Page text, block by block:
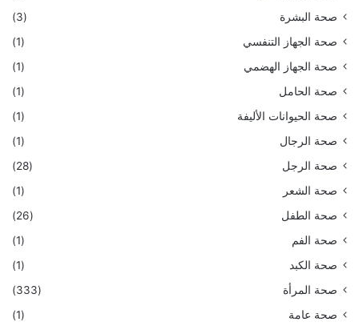
صحة البشرة
(3)
صحة الجهاز التنفسي
(1)
صحة الجهاز الهضمي
(1)
صحة الحامل
(1)
صحة الحيوانات الأليفة
(1)
صحة الرجال
(1)
صحة الرجل
(28)
صحة الشعر
(1)
صحة الطفل
(26)
صحة الفم
(1)
صحة الكبد
(1)
صحة المرأة
(333)
صحة عامة
(1)